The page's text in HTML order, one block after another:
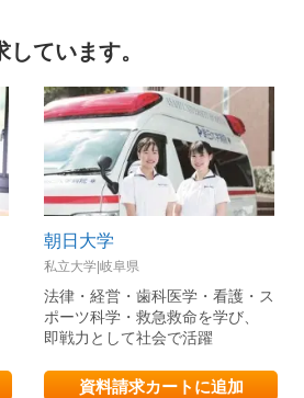
ています。
朝日大学
私立大学|岐阜県
法律・経営・歯科医学・看護・ス
ポーツ科学・救急救命を学び、
即戦力として社会で活躍
資料請求カートに追加